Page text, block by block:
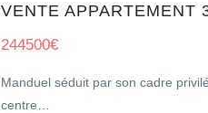
VENTE APPARTEMENT
244500€
Manduel séduit par son cadre
centre…